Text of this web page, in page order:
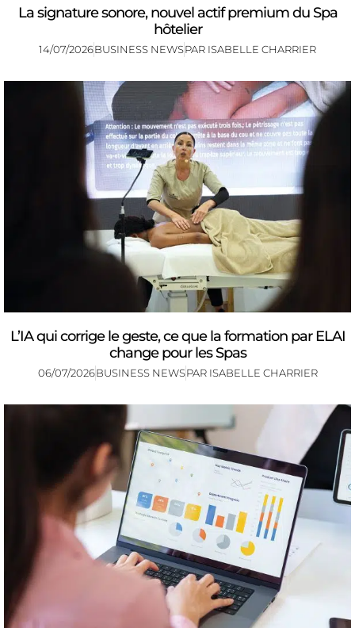
La signature sonore, nouvel actif premium du Spa
hôtelier
14/07/2026BUSINESS NEWSPAR ISABELLE CHARRIER
L’IA qui corrige le geste, ce que la formation par ELAI
change pour les Spas
06/07/2026BUSINESS NEWSPAR ISABELLE CHARRIER